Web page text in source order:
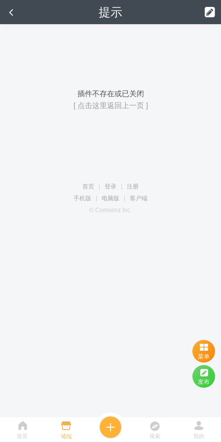
提示
插件不存在或已关闭
[ 点击这里返回上一页 ]
首页 登录
注册
手机版
电脑版
客户端
© Comsenz Inc.
首页 论坛 搜索 我的
菜单
发布